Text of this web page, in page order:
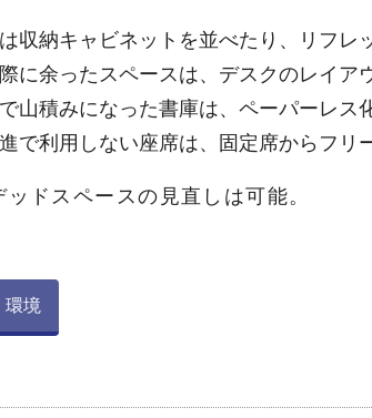
収納キャビネットを並べたり、リフレ
に余ったスペースは、デスクのレイア
山積みになった書庫は、ペーパーレス
で利用しない座席は、固定席からフリ
ドスペースの見直しは可能。
環境